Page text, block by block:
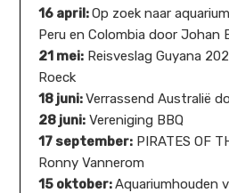
16 april:Op zoek naar
Peru en Colombia door Johan
21 mei: Reisveslag Guyana
Roeck
18 juni:Verrassend Australië
28 juni: Vereniging BBQ
17 september: PIRATES OF
Ronny Vannerom
15 oktober:Aquariumhouden